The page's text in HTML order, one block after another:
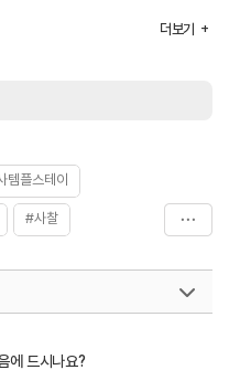
더보기
템플스테이
#사찰
에 드시나요?